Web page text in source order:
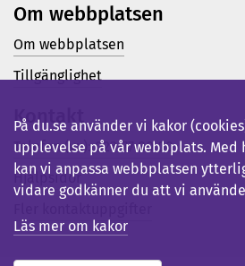
Om webbplatsen
Om webbplatsen
Tillgänglighet
Kontakt
Telefon (vx): 023-77 80 00
Hjälpsidor
På du.se använder vi kakor
upplevelse på vår webbplats. Med
kan vi anpassa webbplatsen
vidare godkänner du att vi
Läs mer om kakor